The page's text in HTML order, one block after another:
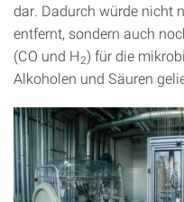
dar. Dadurch würde nicht
entfernt, sondern auch
(CO und H2) für die
Alkoholen und Säuren